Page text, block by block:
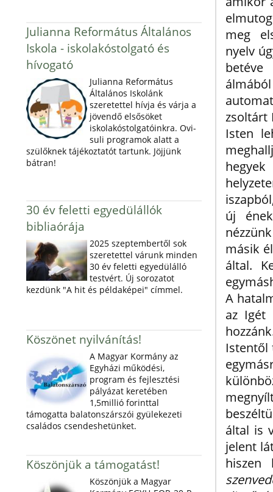
Julianna Református Általános
Iskola - iskolakóstolgató és
hívogató
Julianna Református
Általános Iskolánk
szeretettel hívja és várja a
jövendő elsősöket
iskolakóstolgatóinkra. Ovi-
suli programok alatt a
szülőknek tájékoztatót tartunk. Jöjjünk
bátran!
30 év feletti egyedülállók
bibliaórája
2025 szeptembertől sok
szeretettel várunk minden
30 év feletti egyedülálló
testvért. Új sorozatot
kezdünk "A hit és példaképei" címmel.
Köszönet nyilvánítás!
A Magyar Kormány az
Egyházi működési,
program és fejlesztési
pályázat keretében
1,5millió forinttal
támogatta balatonszárszói gyülekezeti
családos csendeshetünket.
Köszönjük a támogatást!
Köszönjük a Magyar
meg
nyelv
zsoltárt
Isten
új
másik
által.
A
az Igét
Istentől
által is
jelent